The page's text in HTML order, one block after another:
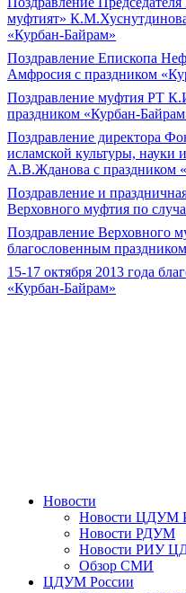
муфтият»
«Курбан-Байрам»
Поздравление Епископа
Амфросия с праздником
Поздравление муфтия РТ
праздником «Курбан-
Поздравление директора
исламской культуры, науки
А.В.Жданова с праздником
Поздравление и
Верховного муфтия по
Поздравление Верховного
благословенным
15-17 октября 2013 года
«Курбан-Байрам»
Новости
Новости ЦДУМ
Новости РДУМ
Новости РИУ
Обзор СМИ
ЦДУМ России